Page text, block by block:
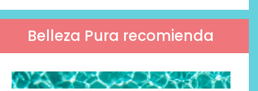
Belleza Pura recomienda